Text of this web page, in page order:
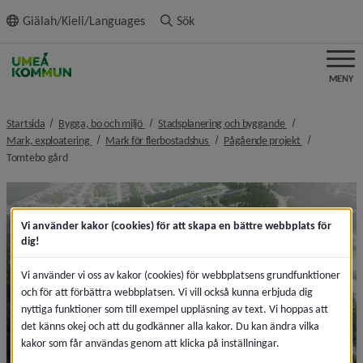
innehållet
Giälah/Kieli/Languages Sök
MENY
Startsida Bygga, bo och miljö nivå i brödsmulenavigeringen
Stadsplanering och byggande nivå i
Mark, exploatering nivå i brödsmulenavigeringen
Mark för flerbostadshus nivå i brödsmulenavigeringen
Pågående projekt nivå i
Tomtebo gårdnivå i brödsmulenavigeringen
Vi använder kakor (cookies) för att skapa en bättre webbplats för
dig!
Vi använder vi oss av kakor (cookies) för webbplatsens grundfunktioner
och för att förbättra webbplatsen. Vi vill också kunna erbjuda dig
nyttiga funktioner som till exempel uppläsning av text. Vi hoppas att
det känns okej och att du godkänner alla kakor. Du kan ändra vilka
kakor som får användas genom att klicka på inställningar.